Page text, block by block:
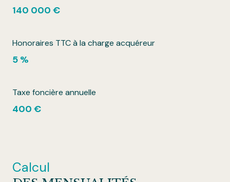
140 000 €
Honoraires TTC à la charge acquéreur
5 %
Taxe foncière annuelle
400 €
Calcul